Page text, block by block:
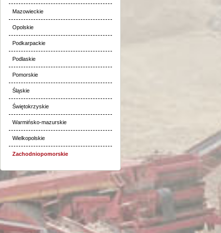
Mazowieckie
Opolskie
Podkarpackie
Podlaskie
Pomorskie
Śląskie
Świętokrzyskie
Warmińsko-mazurskie
Wielkopolskie
Zachodniopomorskie